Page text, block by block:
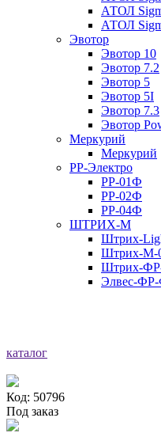
АТОЛ
АТОЛ
Эвотор
Эвотор 10
Эвотор 7.2
Эвотор 5
Эвотор 5I
Эвотор 7.3
Эвотор
Меркурий
Меркурий
РР-Электро
РР-01Ф
РР-02Ф
РР-04Ф
ШТРИХ-М
Штрих-
Штрих-М-
Штрих-
Элвес-
каталог
Код: 50796
Под заказ